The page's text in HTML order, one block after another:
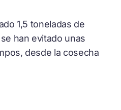
1,5 toneladas de
han evitado unas
desde la cosecha